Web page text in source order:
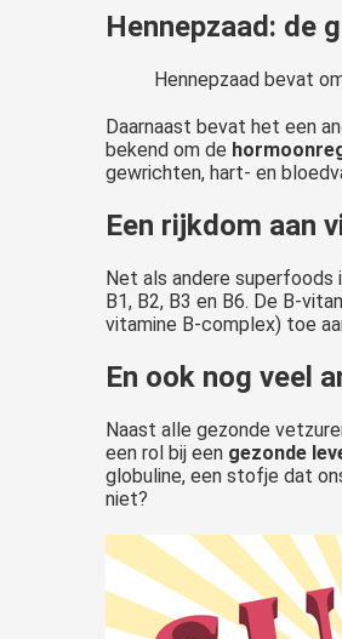
Hennepzaad: de
Hennepzaad bevat
Daarnaast bevat het een
bekend om de
gewrichten, hart- en
Een rijkdom aan
Net als andere superfoods
B1, B2, B3 en B6. De B-
vitamine B-complex) toe
En ook nog veel
Naast alle gezonde
een rol bij een gezonde
globuline, een stofje dat
niet?